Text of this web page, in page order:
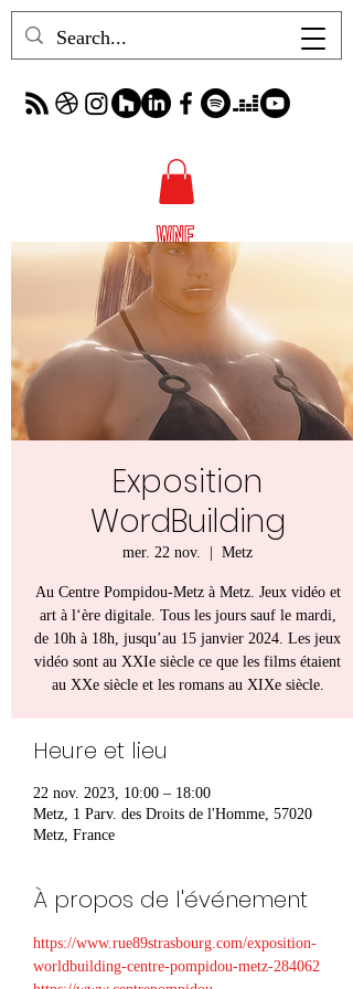
Exposition
WordBuilding
mer. 22 nov.
  |
Metz
Au Centre Pompidou-Metz à Metz. Jeux vidéo et
art à l‘ère digitale. Tous les jours sauf le mardi,
de 10h à 18h, jusqu’au 15 janvier 2024. Les jeux
vidéo sont au XXIe siècle ce que les films étaient
au XXe siècle et les romans au XIXe siècle.
Heure et lieu
22 nov. 2023, 10:00 – 18:00
Metz, 1 Parv. des Droits de l'Homme, 57020
Metz, France
À propos de l'événement
https://www.rue89strasbourg.com/exposition-
worldbuilding-centre-pompidou-metz-284062